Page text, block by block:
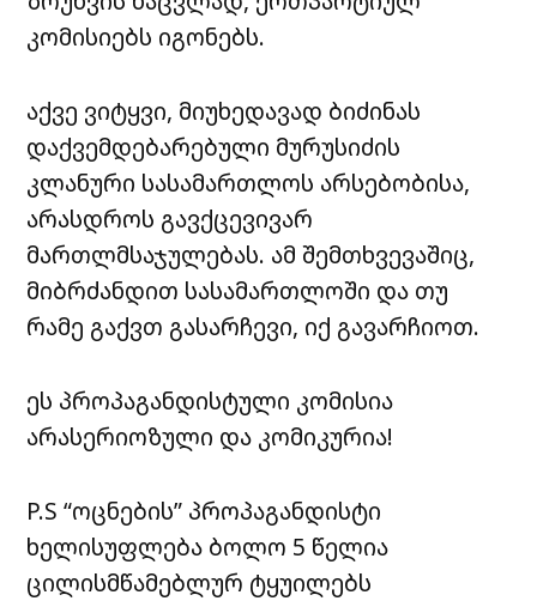
კომისიებს იგონებს.
აქვე ვიტყვი, მიუხედავად ბიძინას
დაქვემდებარებული მურუსიძის
კლანური სასამართლოს არსებობისა,
არასდროს გავქცევივარ
მართლმსაჯულებას. ამ შემთხვევაშიც,
მიბრძანდით სასამართლოში და თუ
რამე გაქვთ გასარჩევი, იქ გავარჩიოთ.
ეს პროპაგანდისტული კომისია
არასერიოზული და კომიკურია!
P.S “ოცნების” პროპაგანდისტი
ხელისუფლება ბოლო 5 წელია
ცილისმწამებლურ ტყუილებს